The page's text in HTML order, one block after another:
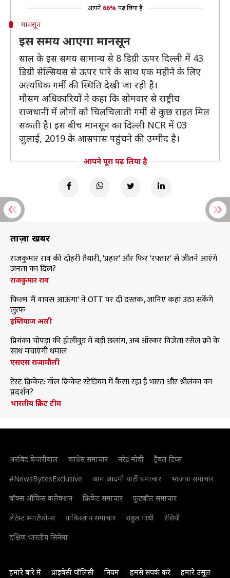
आपने 66% पढ़ लिया है
मानसून
इस समय आएगा मानसून
साल के इस समय सामान्य से 8 डिग्री ऊपर दिल्ली में 43
डिग्री सेल्सियस से ऊपर पारे के साथ एक महीने के लिए
अत्यधिक गर्मी की स्थिति देखी जा रही है।
मौसम अधिकारियों ने कहा कि सोमवार से राष्ट्रीय
राजधानी में लोगों को चिलचिलाती गर्मी से कुछ राहत मिल
सकती है। इस बीच मानसून का दिल्ली NCR में 03
जुलाई, 2019 के आसपास पहुंचने की उम्मीद है।
आपने पूरा पढ़ लिया है
ताज़ा खबरें
राजकुमार राव की दोहरी तैयारी, 'प्रहार' और फिर 'रफ्तार' से जीतने आएंगे
जनता का दिल?
राजकुमार राव
फिल्म 'मैं वापस आऊंगा' ने OTT पर दी दस्तक, जानिए कहां उठा सकेंगे
लुत्फ
इम्तियाज अली
प्रियंका चोपड़ा की हॉलीवुड में बड़ी छलांग, अब ऑस्कर विजेता रसेल क्रो के
साथ मचाएंगी धमाल
एसएस राजामौली
टेस्ट क्रिकेट: गॉल क्रिकेट स्टेडियम में कैसा रहा है भारत और श्रीलंका का
प्रदर्शन?
भारतीय क्रिकेट टीम
अरविंद केजरीवाल कांग्रेस समाचार नरेंद्र मोदी
ट्रैवल टिप्स
#NewsBytesExclusive
आम आदमी पार्टी समाचार
भाजपा समाचार
बॉक्स ऑफिस कलेक्शन
क्रिकेट समाचार
फुटबॉल समाचार
लेटेस्ट स्मार्टफोन्स
पाकिस्तान समाचार राहुल गांधी
रेसिपी
दक्षिण भारतीय सिनेमा
हमारे बारे में प्राइवेसी पॉलिसी नियम हमसे संपर्क करें हमारे उसूल